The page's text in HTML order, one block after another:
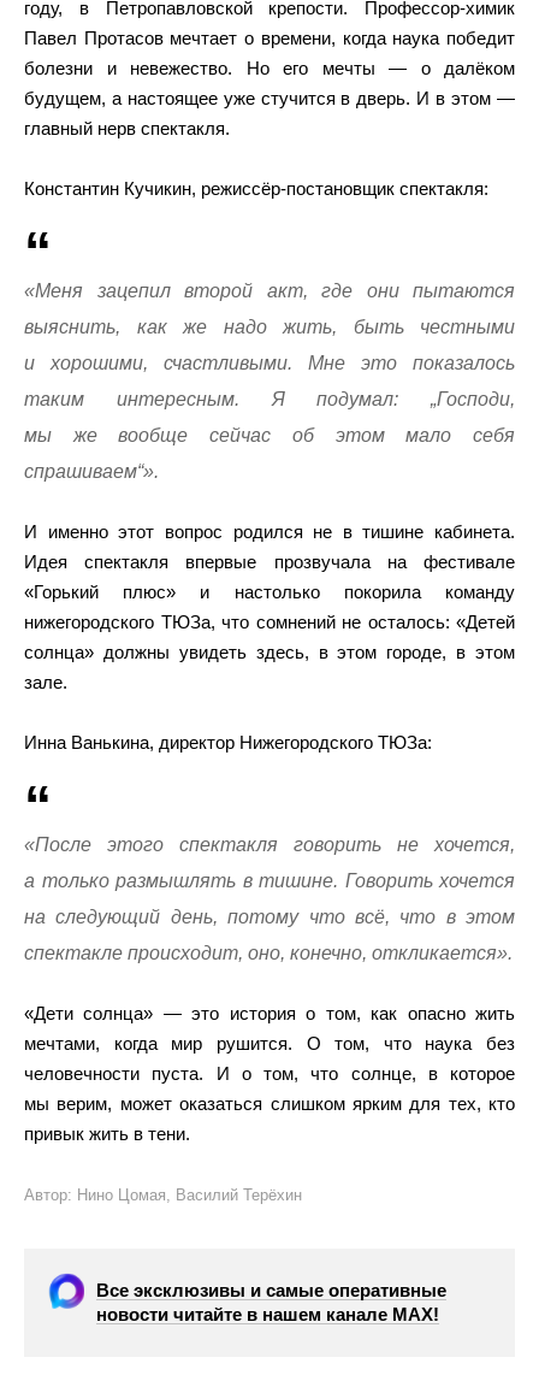
году, в Петропавловской крепости. Профессор-химик
Павел Протасов мечтает о времени, когда наука победит
болезни и невежество. Но его мечты — о далёком
будущем, а настоящее уже стучится в дверь. И в этом —
главный нерв спектакля.
Константин Кучикин, режиссёр-постановщик спектакля:
«Меня зацепил второй акт, где они пытаются
выяснить, как же надо жить, быть честными
и хорошими, счастливыми. Мне это показалось
таким интересным. Я подумал: „Господи,
мы же вообще сейчас об этом мало себя
спрашиваем“».
И именно этот вопрос родился не в тишине кабинета.
Идея спектакля впервые прозвучала на фестивале
«Горький плюс» и настолько покорила команду
нижегородского ТЮЗа, что сомнений не осталось: «Детей
солнца» должны увидеть здесь, в этом городе, в этом
зале.
Инна Ванькина, директор Нижегородского ТЮЗа:
«После этого спектакля говорить не хочется,
а только размышлять в тишине. Говорить хочется
на следующий день, потому что всё, что в этом
спектакле происходит, оно, конечно, откликается».
«Дети солнца» — это история о том, как опасно жить
мечтами, когда мир рушится. О том, что наука без
человечности пуста. И о том, что солнце, в которое
мы верим, может оказаться слишком ярким для тех, кто
привык жить в тени.
Автор: Нино Цомая, Василий Терёхин
Все эксклюзивы и самые оперативные
новости читайте в нашем канале МАХ!